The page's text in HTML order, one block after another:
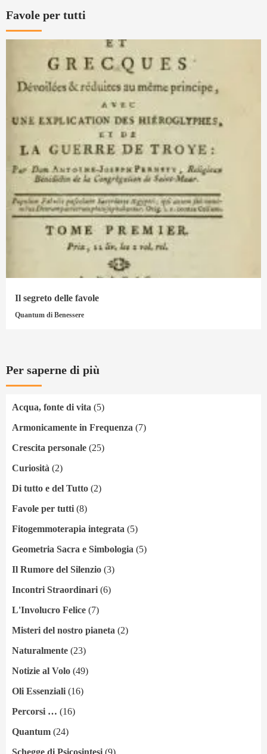
Favole per tutti
Il segreto delle favole
Quantum di Benessere
Per saperne di più
Acqua, fonte di vita (5)
Armonicamente in Frequenza (7)
Crescita personale (25)
Curiosità (2)
Di tutto e del Tutto (2)
Favole per tutti (8)
Fitogemmoterapia integrata (5)
Geometria Sacra e Simbologia (5)
Il Rumore del Silenzio (3)
Incontri Straordinari (6)
L'Involucro Felice (7)
Misteri del nostro pianeta (2)
Naturalmente (23)
Notizie al Volo (49)
Oli Essenziali (16)
Percorsi … (16)
Quantum (24)
Schegge di Psicosintesi (9)